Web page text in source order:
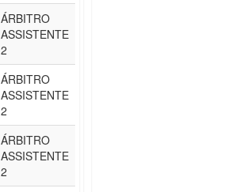
ÁRBITRO
ASSISTENTE
2
ÁRBITRO
ASSISTENTE
2
ÁRBITRO
ASSISTENTE
2